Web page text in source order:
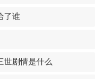
了谁
世剧情是什么